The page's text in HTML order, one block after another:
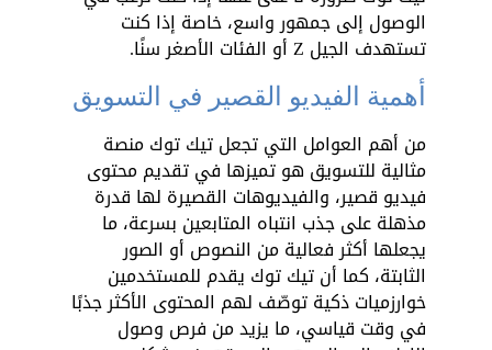
الوصول إلى جمهور واسع، خاصة إذا كنت
تستهدف الجيل Z أو الفئات الأصغر سنًا.
أهمية الفيديو القصير في التسويق
من أهم العوامل التي تجعل تيك توك منصة
مثالية للتسويق هو تميزها في تقديم محتوى
فيديو قصير، والفيديوهات القصيرة لها قدرة
مذهلة على جذب انتباه المتابعين بسرعة، ما
يجعلها أكثر فعالية من النصوص أو الصور
الثابتة، كما أن تيك توك يقدم للمستخدمين
خوارزميات ذكية توصّف لهم المحتوى الأكثر جذبًا
في وقت قياسي، ما يزيد من فرص وصول